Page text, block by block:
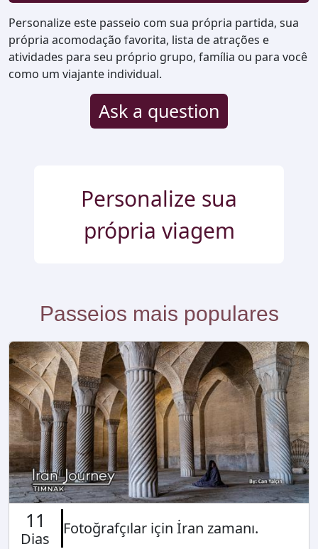
Personalize este passeio com sua própria partida, sua
própria acomodação favorita, lista de atrações e
atividades para seu próprio grupo, família ou para você
como um viajante individual.
Ask a question
Personalize sua
própria viagem
11
Dias
Fotoğrafçılar için İran zamanı.